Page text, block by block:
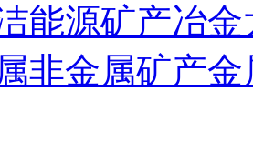
能源矿产冶金
非金属矿产金